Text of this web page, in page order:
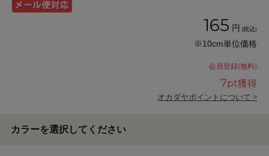
165 円 (税込)
※10cm単位価格
会員登録(無料)
7pt獲得
オカダヤポイントについて >
カラーを選択してください